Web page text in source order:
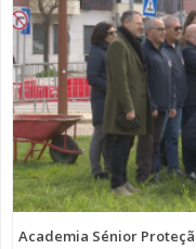
Academia Sénior